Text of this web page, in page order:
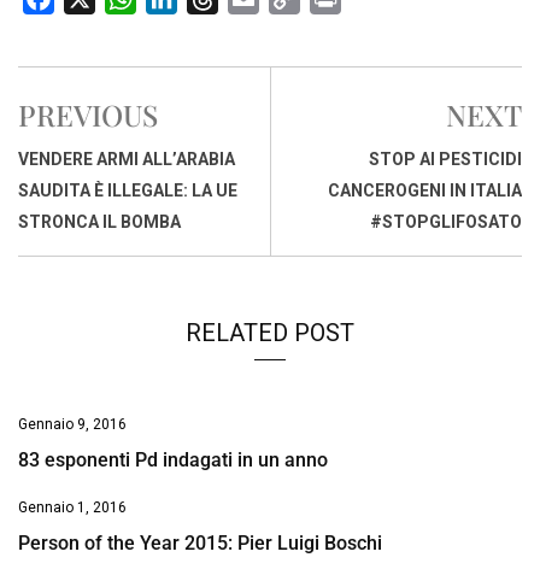
c
b
o
o
k
a
s
A
p
p
n
d
I
n
r
d
s
a
p
i
PREVIOUS
VENDERE ARMI ALL’ARABIA
SAUDITA È ILLEGALE: LA UE
STRONCA IL BOMBA
NEXT
STOP AI PESTICIDI
CANCEROGENI IN ITALIA
#STOPGLIFOSATO
RELATED POST
Gennaio 9, 2016
83 esponenti Pd indagati in un anno
Gennaio 1, 2016
Person of the Year 2015: Pier Luigi Boschi